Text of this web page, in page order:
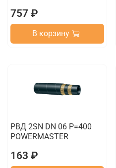
757 ₽
В корзину
РВД 2SN DN 06 P=400
POWERMASTER
163 ₽